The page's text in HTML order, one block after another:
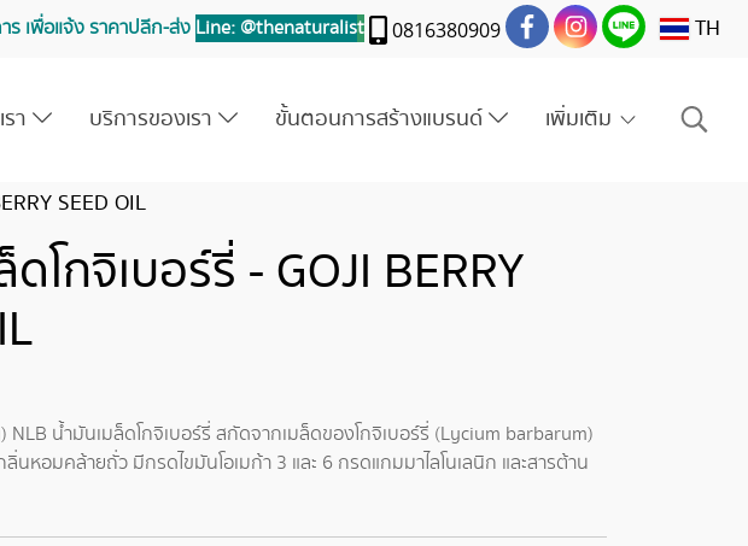
เพื่อแจ้ง ราคาปลีก-ส่ง Line: @thenaturalist 0816380909 TH
รา บริการของเรา ขั้นตอนการสร้างแบรนด์ เพิ่มเติม
SEED OIL
โกจิเบอร์รี่ - GOJI BERRY
NLB น้ำมันเมล็ดโกจิเบอร์รี่ สกัดจากเมล็ดของโกจิเบอร์รี่ (Lycium barbarum)
นหอมคล้ายถั่ว มีกรดไขมันโอเมก้า 3 และ 6 กรดแกมมาไลโนเลนิก และสารต้าน